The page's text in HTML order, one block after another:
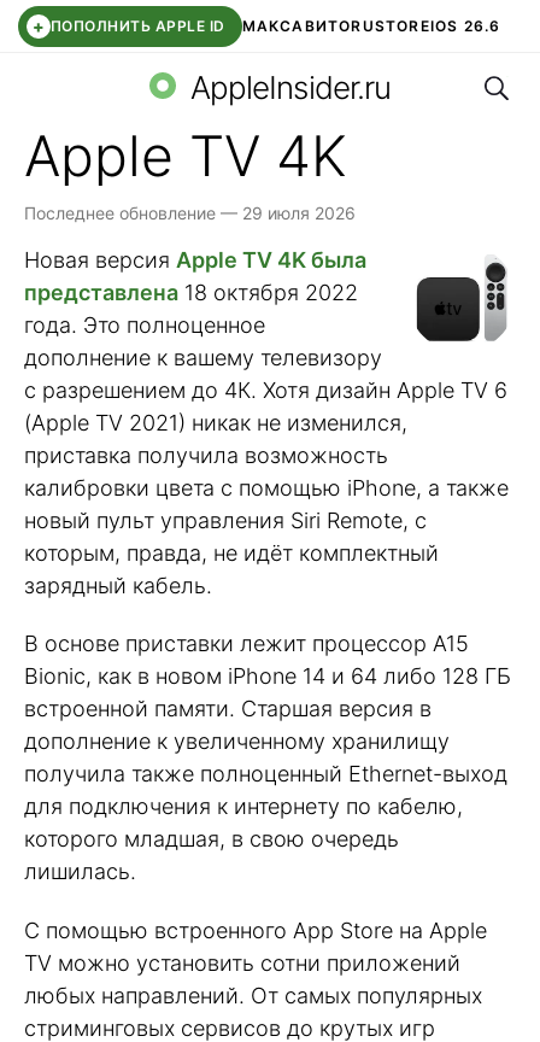
+ ПОПОЛНИТЬ APPLE ID МАКСАВИТОRUSTOREIOS 26.6
СБЕР КИДС ВТБ ОНЛАЙН ЧАТ В ROBLOX
AppleInsider.ru
Apple TV 4K
Последнее обновление — 29 июля 2026
Новая версия Apple TV 4K была
представлена 18 октября 2022
года. Это полноценное
дополнение к вашему телевизору
с разрешением до 4К. Хотя дизайн Apple TV 6
(Apple TV 2021) никак не изменился,
приставка получила возможность
калибровки цвета с помощью iPhone, а также
новый пульт управления Siri Remote, с
которым, правда, не идёт комплектный
зарядный кабель.
В основе приставки лежит процессор A15
Bionic, как в новом iPhone 14 и 64 либо 128 ГБ
встроенной памяти. Старшая версия в
дополнение к увеличенному хранилищу
получила также полноценный Ethernet-выход
для подключения к интернету по кабелю,
которого младшая, в свою очередь
лишилась.
С помощью встроенного App Store на Apple
TV можно установить сотни приложений
любых направлений. От самых популярных
стриминговых сервисов до крутых игр